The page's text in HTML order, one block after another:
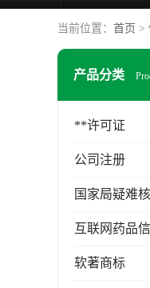
当前位置： 首页 >
产品分类
**许可证
公司注册
国家局疑难
互联网药品
软著商标